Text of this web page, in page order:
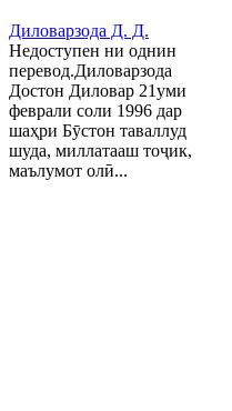
Диловарзода Д. Д.
Недоступен ни однин
перевод.Диловарзода
Достон Диловар 21уми
феврали соли 1996 дар
шаҳри Бӯстон таваллуд
шуда, миллатааш тоҷик,
маълумот олӣ...